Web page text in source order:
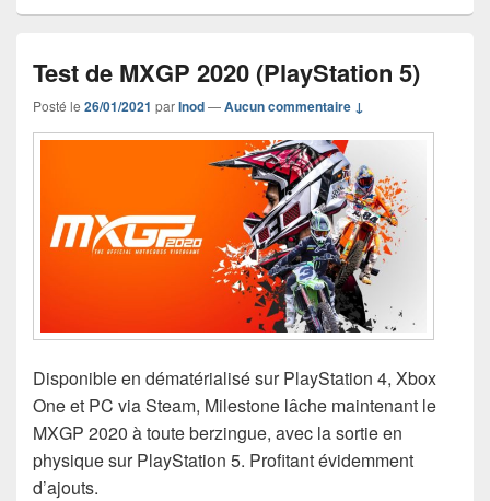
Test de MXGP 2020 (PlayStation 5)
Posté le 26/01/2021 parInod—Aucun commentaire ↓
Disponible en dématérialisé sur PlayStation 4, Xbox
One et PC via Steam, Milestone lâche maintenant le
MXGP 2020 à toute berzingue, avec la sortie en
physique sur PlayStation 5. Profitant évidemment
d’ajouts.